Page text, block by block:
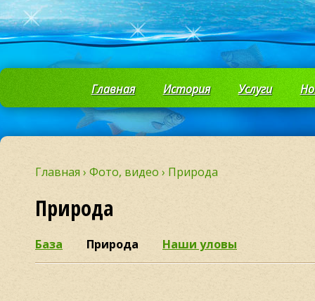
Главная История Услуги
Главная› Фото, видео › Природа
Природа
База Природа Наши уловы